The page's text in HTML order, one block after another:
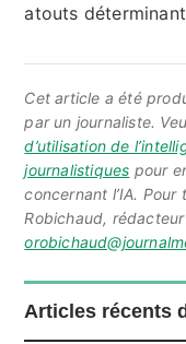
atouts
Cet article a été
par un journaliste.
d’utilisation de
journalistiques pour
concernant l’IA.
Robichaud, rédacteur
Articles récents